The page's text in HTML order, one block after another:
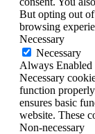
But opting out
browsing
Necessary
Necessary
Always Enabled
Necessary
function
ensures basic
website. These
Non-necessary